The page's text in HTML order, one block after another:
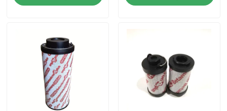
Producten
Over ons
fabriekstour